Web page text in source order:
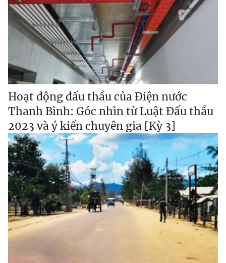
Hoạt động đấu thầu của Điện nước
Thanh Bình: Góc nhìn từ Luật Đấu thầu
2023 và ý kiến chuyên gia [Kỳ 3]